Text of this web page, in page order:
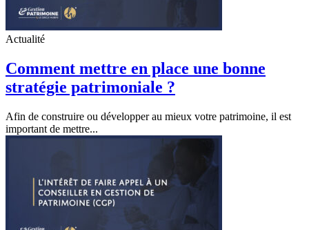
Actualité
Comment mettre en place une bonne
stratégie patrimoniale ?
Afin de construire ou développer au mieux votre patrimoine, il est
important de mettre...